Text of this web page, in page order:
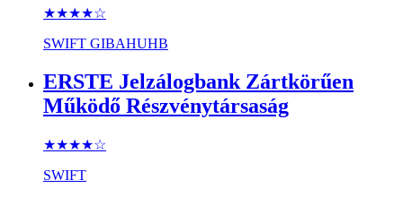
★★★★☆
SWIFT GIBAHUHB
ERSTE Jelzálogbank Zártkörűen
Működő Részvénytársaság
★★★★☆
SWIFT